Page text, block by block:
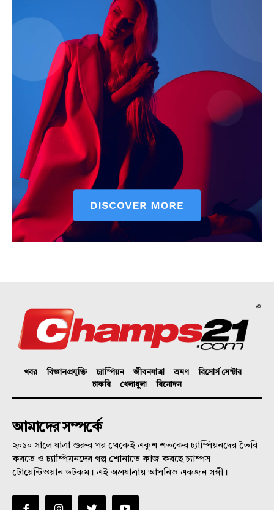
©
খবর বিজ্ঞানপ্রযুক্তি চ্যাম্পিয়ন জীবনযাত্রা ভ্রমণ
রিসোর্স সেন্টার
চাকরি
খেলাধুলা বিনোদন
আমাদের সম্পর্কে
২০১০ সালে যাত্রা শুরুর পর থেকেই একুশ শতকের চ্যাম্পিয়নদের তৈরি
করতে ও চ্যাম্পিয়নদের গল্প শোনাতে কাজ করছে চ্যাম্পস
টোয়েন্টিওয়ান ডটকম। এই অগ্রযাত্রায় আপনিও একজন সঙ্গী।